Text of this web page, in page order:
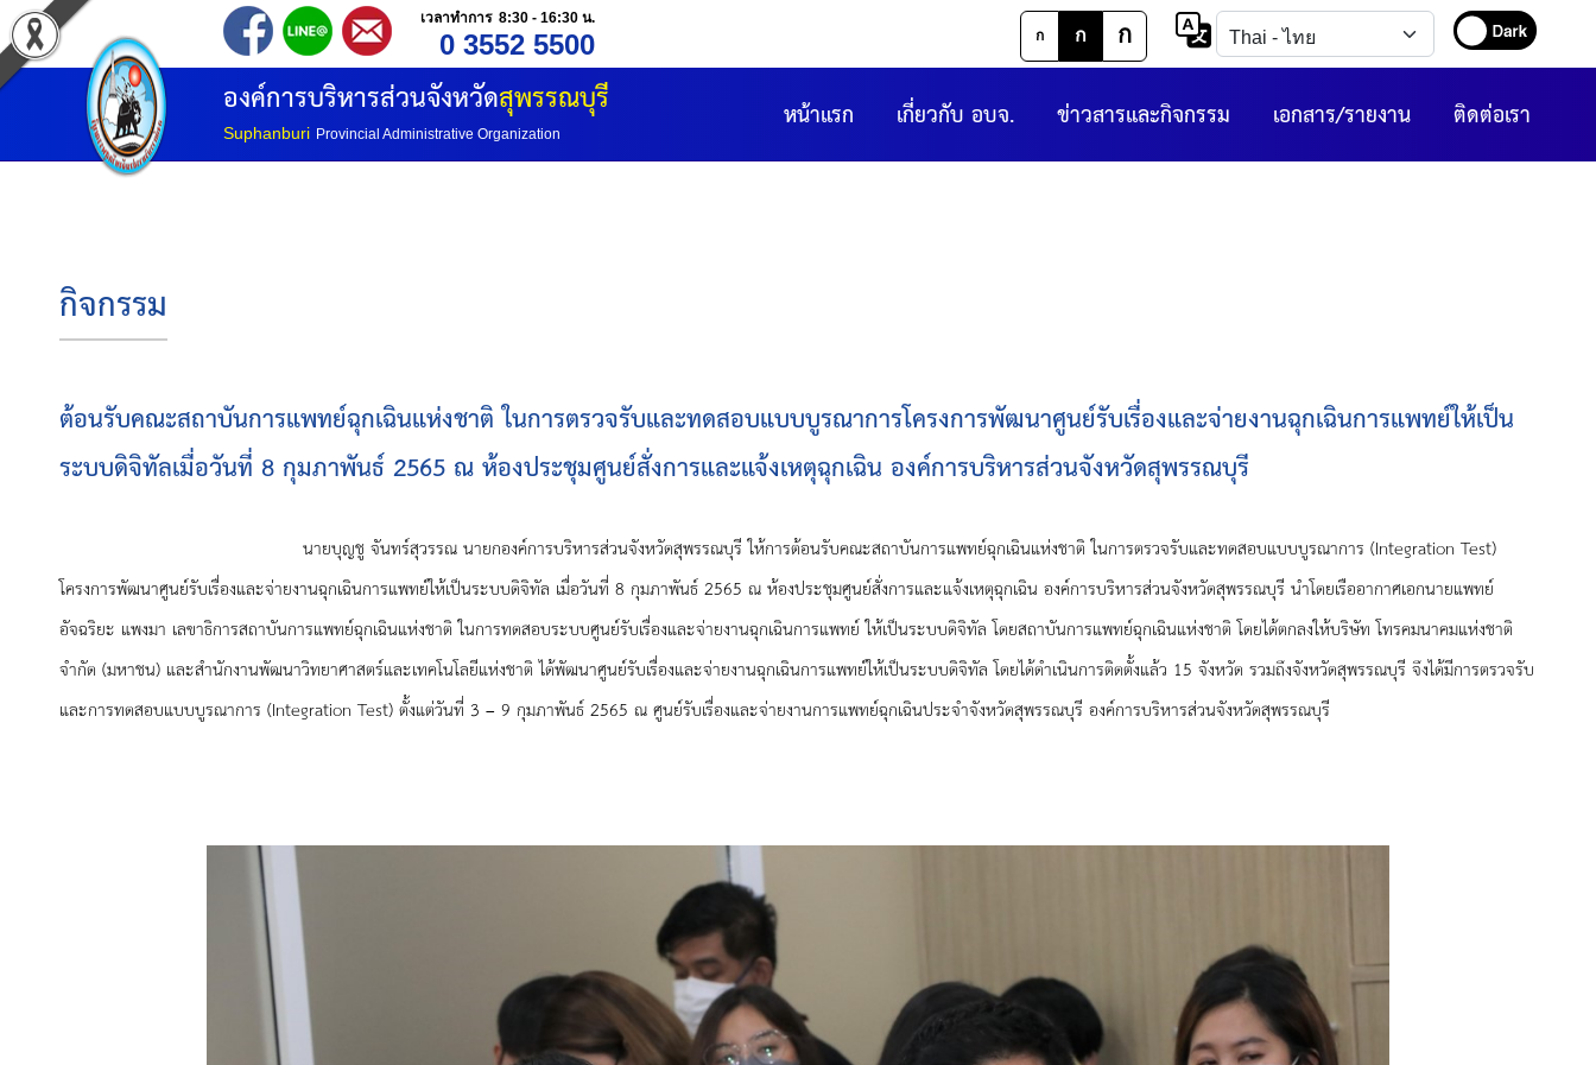
เวลาทำการ 8:30 - 16:30 น.
0 3552 5500 ก ก ก
องค์การบริหารส่วนจังหวัดสุพรรณบุรี
Suphanburi Provincial Administrative Organization ติดต่อเรา
เอกสาร/รายงาน
ข่าวสารและกิจกรรม
เกี่ยวกับ อบจ.
หน้าแรก
กิจกรรม
ต้อนรับคณะสถาบันการแพทย์ฉุกเฉินแห่งชาติ ในการตรวจรับและทดสอบแบบบูรณาการโครงการพัฒนาศูนย์รับเรื่องและจ่ายงานฉุกเฉินการแพทย์ให้เป็น
ระบบดิจิทัลเมื่อวันที่ 8 กุมภาพันธ์ 2565 ณ ห้องประชุมศูนย์สั่งการและแจ้งเหตุฉุกเฉิน องค์การบริหารส่วนจังหวัดสุพรรณบุรี
นายบุญชู จันทร์สุวรรณ นายกองค์การบริหารส่วนจังหวัดสุพรรณบุรี ให้การต้อนรับคณะสถาบันการแพทย์ฉุกเฉินแห่งชาติ ในการตรวจรับและทดสอบแบบบูรณาการ (Integration Test)
โครงการพัฒนาศูนย์รับเรื่องและจ่ายงานฉุกเฉินการแพทย์ให้เป็นระบบดิจิทัล เมื่อวันที่ 8 กุมภาพันธ์ 2565 ณ ห้องประชุมศูนย์สั่งการและแจ้งเหตุฉุกเฉิน องค์การบริหารส่วนจังหวัดสุพรรณบุรี นำโดยเรืออากาศเอกนายแพทย์
อัจฉริยะ แพงมา เลขาธิการสถาบันการแพทย์ฉุกเฉินแห่งชาติ ในการทดสอบระบบศูนย์รับเรื่องและจ่ายงานฉุกเฉินการแพทย์ ให้เป็นระบบดิจิทัล โดยสถาบันการแพทย์ฉุกเฉินแห่งชาติ โดยได้ตกลงให้บริษัท โทรคมนาคมแห่งชาติ
จำกัด (มหาชน) และสำนักงานพัฒนาวิทยาศาสตร์และเทคโนโลยีแห่งชาติ ได้พัฒนาศูนย์รับเรื่องและจ่ายงานฉุกเฉินการแพทย์ให้เป็นระบบดิจิทัล โดยได้ดำเนินการติดตั้งแล้ว 15 จังหวัด รวมถึงจังหวัดสุพรรณบุรี จึงได้มีการตรวจรับ
และการทดสอบแบบบูรณาการ (Integration Test) ตั้งแต่วันที่ 3 – 9 กุมภาพันธ์ 2565 ณ ศูนย์รับเรื่องและจ่ายงานการแพทย์ฉุกเฉินประจำจังหวัดสุพรรณบุรี องค์การบริหารส่วนจังหวัดสุพรรณบุรี